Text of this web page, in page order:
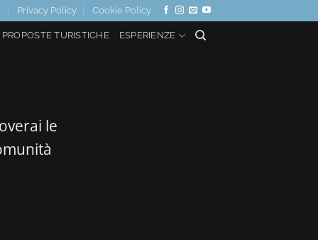
Privacy Policy Cookie Policy
PROPOSTE TURISTICHE ESPERIENZE
le